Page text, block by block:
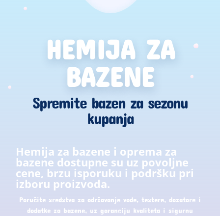
HEMIJA ZA
BAZENE
Spremite bazen za sezonu
kupanja
Hemija za bazene i oprema za
bazene dostupne su uz povoljne
cene, brzu isporuku i podršku pri
izboru proizvoda.
Poručite sredstva za održavanje vode, testere, dozatore i
dodatke za bazene, uz garanciju kvaliteta i sigurnu